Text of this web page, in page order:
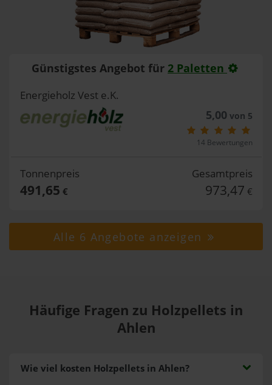
Günstigstes Angebot für 2 Paletten
Energieholz Vest e.K.
5,00 von 5
14 Bewertungen
Tonnenpreis
491,65 €
Gesamtpreis
973,47 €
Alle 6 Angebote anzeigen
Häufige Fragen zu Holzpellets in
Ahlen
Wie viel kosten Holzpellets in Ahlen?